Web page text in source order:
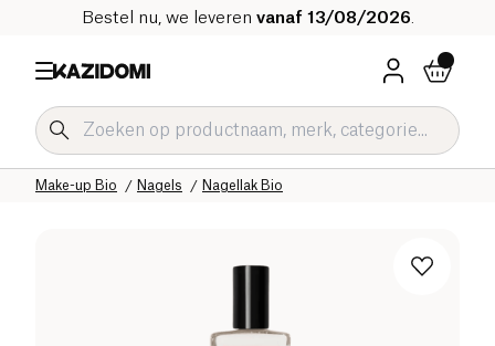
Bestel nu, we leveren vanaf 13/08/2026
Nagellak Bio
Nagels
Make-up Bio
Hygiëne & Schoonheid
Onze biologische catalogus
Home